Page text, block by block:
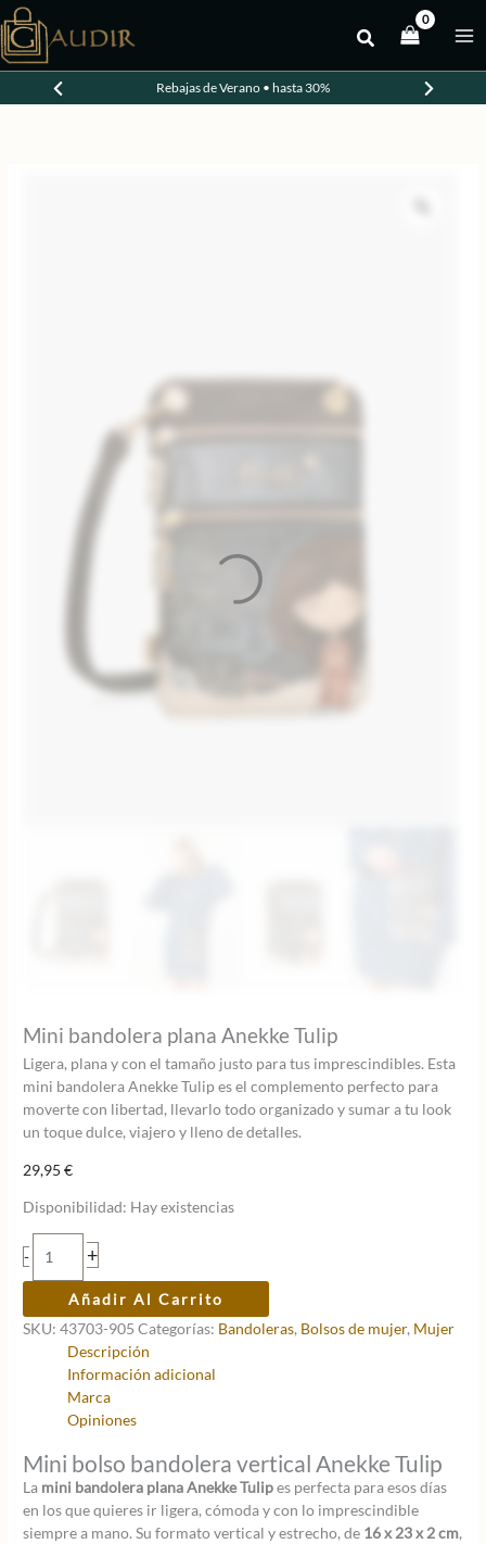
al
contenido
Rebajas de Verano • hasta 30%
Mini bandolera plana Anekke Tulip
Ligera, plana y con el tamaño justo para tus imprescindibles. Esta
mini bandolera Anekke Tulip es el complemento perfecto para
moverte con libertad, llevarlo todo organizado y sumar a tu look
un toque dulce, viajero y lleno de detalles.
29,95€
Disponibilidad: Hay existencias
-
bandolera
Tulip
cantidad
+
Añadir Al Carrito
SKU:43703-905 Categorías: Bandoleras, Bolsos de mujer, Mujer
Descripción
Información adicional
Marca
Opiniones
Mini bolso bandolera vertical Anekke Tulip
La mini bandolera plana Anekke Tulipes perfecta para esos días
en los que quieres ir ligera, cómoda y con lo imprescindible
siempre a mano. Su formato vertical y estrecho, de 16 x 23 x 2 cm,